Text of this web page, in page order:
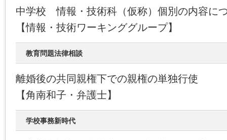
中学校 情報・技術科（仮称）個別の内容に
【情報・技術ワーキンググループ】
教育問題法律相談
離婚後の共同親権下での親権の単独行使
【角南和子・弁護士】
学校事務新時代